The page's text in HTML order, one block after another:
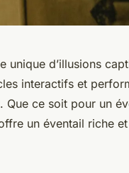
unique d’illusions
interactifs et
ce soit pour un
un éventail riche